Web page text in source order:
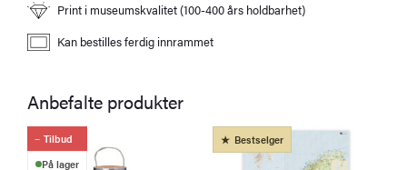
Print i museumskvalitet (100-400 års holdbarhet)
Kan bestilles ferdig innrammet
Anbefalte produkter
Tilbud
På lager
Bestselger